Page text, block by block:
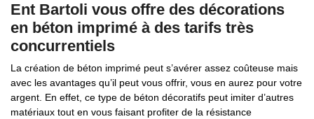
Ent Bartoli vous offre des décorations
en béton imprimé à des tarifs très
concurrentiels
La création de béton imprimé peut s’avérer assez coûteuse mais
avec les avantages qu’il peut vous offrir, vous en aurez pour votre
argent. En effet, ce type de béton décoratifs peut imiter d’autres
matériaux tout en vous faisant profiter de la résistance